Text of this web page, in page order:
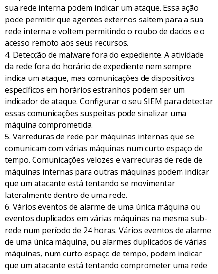
sua rede interna podem indicar um ataque. Essa ação
pode permitir que agentes externos saltem para a sua
rede interna e voltem permitindo o roubo de dados e o
acesso remoto aos seus recursos.
4. Detecção de malware fora do expediente. A atividade
da rede fora do horário de expediente nem sempre
indica um ataque, mas comunicações de dispositivos
específicos em horários estranhos podem ser um
indicador de ataque. Configurar o seu SIEM para detectar
essas comunicações suspeitas pode sinalizar uma
máquina comprometida.
5. Varreduras de rede por máquinas internas que se
comunicam com várias máquinas num curto espaço de
tempo. Comunicações velozes e varreduras de rede de
máquinas internas para outras máquinas podem indicar
que um atacante está tentando se movimentar
lateralmente dentro de uma rede.
6. Vários eventos de alarme de uma única máquina ou
eventos duplicados em várias máquinas na mesma sub-
rede num período de 24 horas. Vários eventos de alarme
de uma única máquina, ou alarmes duplicados de várias
máquinas, num curto espaço de tempo, podem indicar
que um atacante está tentando comprometer uma rede